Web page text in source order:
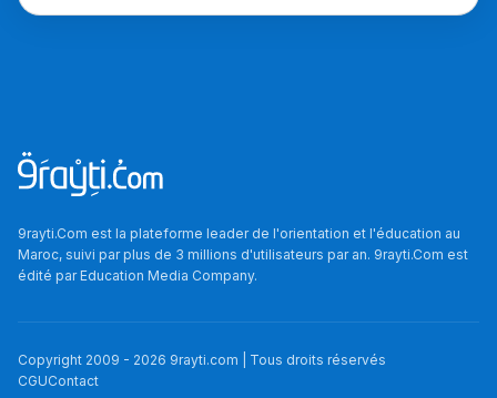
Ki Derti Liha
باش تقدر تساعد الناس
يلقاو التوازن من الدّاخل
ومن الخارج، بشرى
9rayti.Com est la plateforme leader de l'orientation et l'éducation au
Maroc, suivi par plus de 3 millions d'utilisateurs par an. 9rayti.Com est
édité parEducation Media Company.
Copyright 2009 - 2026 9rayti.com | Tous droits réservés
CGUContact